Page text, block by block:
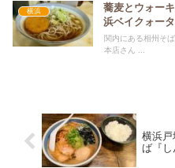
横浜
蕎麦とウォー
浜ベイクォータ
関内にある相州そ
本店さん ...
横浜戸
ば『し